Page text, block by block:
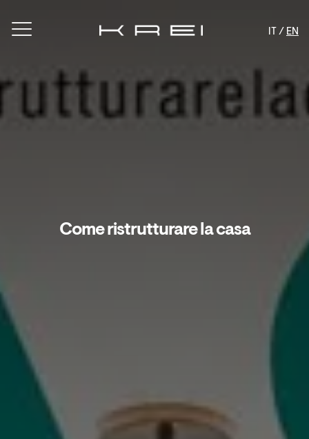
IT / EN
Come ristrutturare la casa